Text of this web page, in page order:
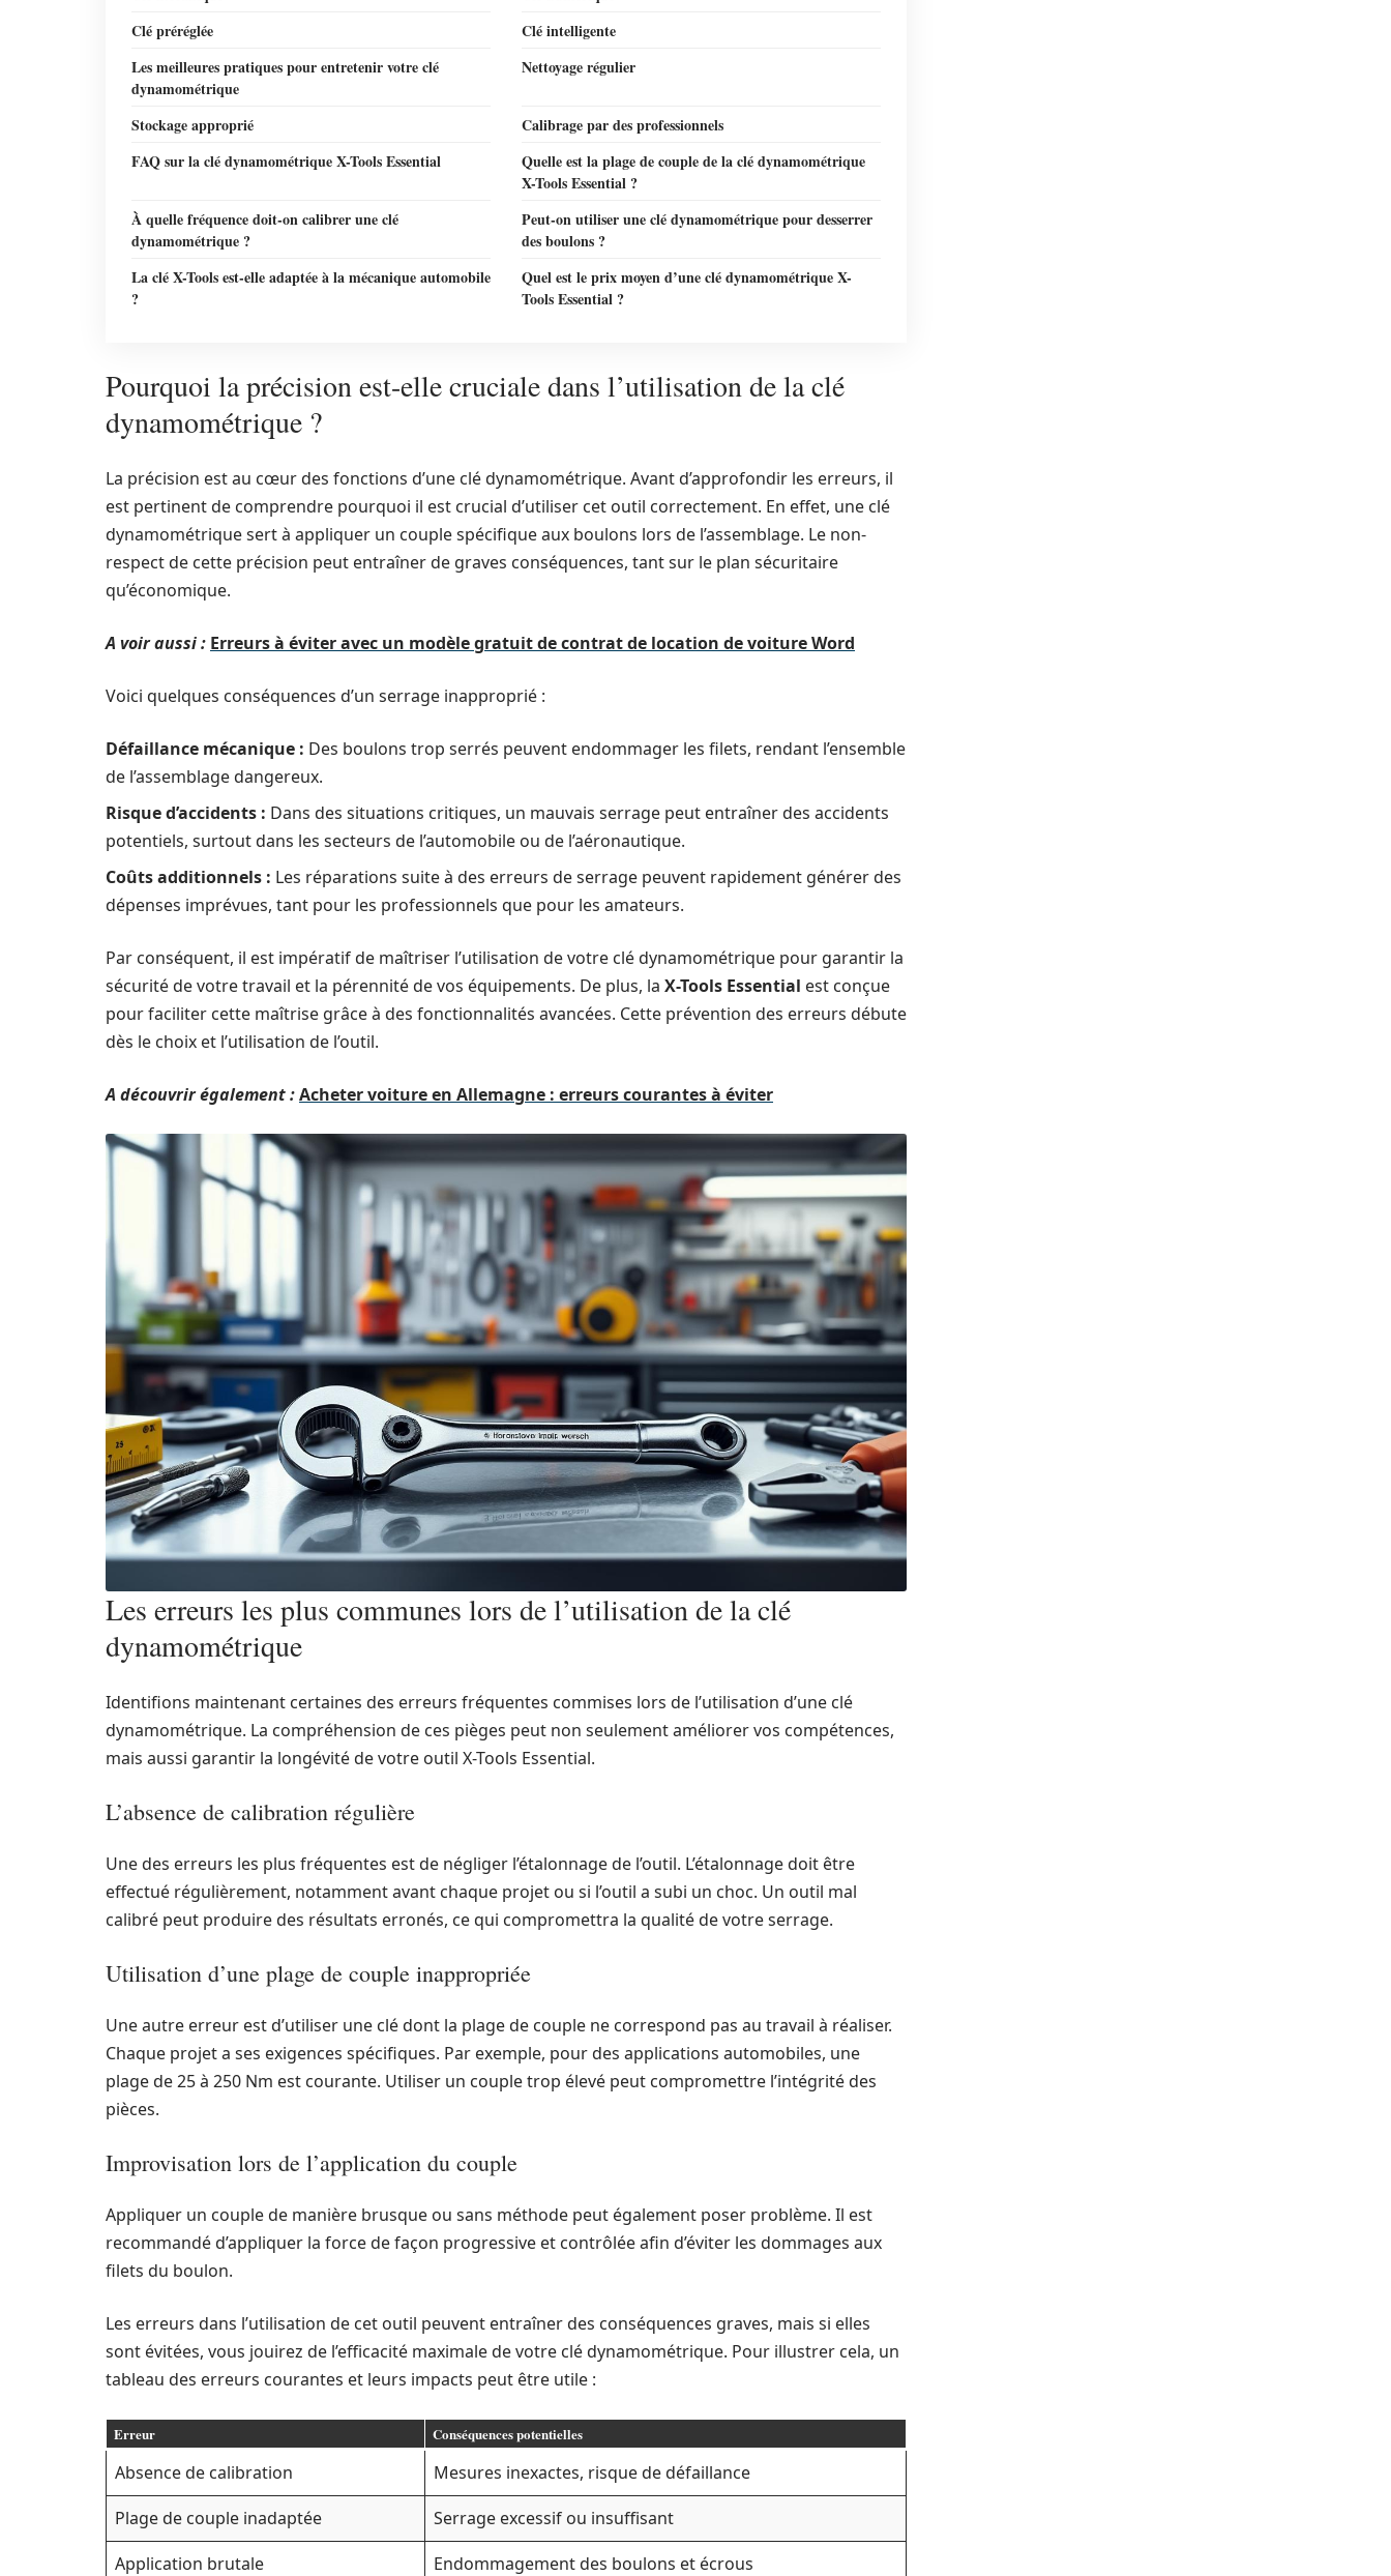
Clé préréglée
Clé intelligente
Les meilleures pratiques pour entretenir votre clé
dynamométrique
Nettoyage régulier
Stockage approprié
Calibrage par des professionnels
FAQ sur la clé dynamométrique X-Tools Essential
Quelle est la plage de couple de la clé dynamométrique
X-Tools Essential ?
À quelle fréquence doit-on calibrer une clé
dynamométrique ?
Peut-on utiliser une clé dynamométrique pour desserrer
des boulons ?
La clé X-Tools est-elle adaptée à la mécanique automobile
?
Quel est le prix moyen d’une clé dynamométrique X-
Tools Essential ?
Pourquoi la précision est-elle cruciale dans l’utilisation de la clé
dynamométrique ?
La précision est au cœur des fonctions d’une clé dynamométrique. Avant d’approfondir les erreurs, il
est pertinent de comprendre pourquoi il est crucial d’utiliser cet outil correctement. En effet, une clé
dynamométrique sert à appliquer un couple spécifique aux boulons lors de l’assemblage. Le non-
respect de cette précision peut entraîner de graves conséquences, tant sur le plan sécuritaire
qu’économique.
A voir aussi : Erreurs à éviter avec un modèle gratuit de contrat de location de voiture Word
Voici quelques conséquences d’un serrage inapproprié :
Défaillance mécanique : Des boulons trop serrés peuvent endommager les filets, rendant l’ensemble
de l’assemblage dangereux.
Risque d’accidents : Dans des situations critiques, un mauvais serrage peut entraîner des accidents
potentiels, surtout dans les secteurs de l’automobile ou de l’aéronautique.
Coûts additionnels : Les réparations suite à des erreurs de serrage peuvent rapidement générer des
dépenses imprévues, tant pour les professionnels que pour les amateurs.
Par conséquent, il est impératif de maîtriser l’utilisation de votre clé dynamométrique pour garantir la
sécurité de votre travail et la pérennité de vos équipements. De plus, la X-Tools Essential est conçue
pour faciliter cette maîtrise grâce à des fonctionnalités avancées. Cette prévention des erreurs débute
dès le choix et l’utilisation de l’outil.
A découvrir également :Acheter voiture en Allemagne : erreurs courantes à éviter
Les erreurs les plus communes lors de l’utilisation de la clé
dynamométrique
Identifions maintenant certaines des erreurs fréquentes commises lors de l’utilisation d’une clé
dynamométrique. La compréhension de ces pièges peut non seulement améliorer vos compétences,
mais aussi garantir la longévité de votre outil X-Tools Essential.
L’absence de calibration régulière
Une des erreurs les plus fréquentes est de négliger l’étalonnage de l’outil. L’étalonnage doit être
effectué régulièrement, notamment avant chaque projet ou si l’outil a subi un choc. Un outil mal
calibré peut produire des résultats erronés, ce qui compromettra la qualité de votre serrage.
Utilisation d’une plage de couple inappropriée
Une autre erreur est d’utiliser une clé dont la plage de couple ne correspond pas au travail à réaliser.
Chaque projet a ses exigences spécifiques. Par exemple, pour des applications automobiles, une
plage de 25 à 250 Nm est courante. Utiliser un couple trop élevé peut compromettre l’intégrité des
pièces.
Improvisation lors de l’application du couple
Appliquer un couple de manière brusque ou sans méthode peut également poser problème. Il est
recommandé d’appliquer la force de façon progressive et contrôlée afin d’éviter les dommages aux
filets du boulon.
Les erreurs dans l’utilisation de cet outil peuvent entraîner des conséquences graves, mais si elles
sont évitées, vous jouirez de l’efficacité maximale de votre clé dynamométrique. Pour illustrer cela, un
tableau des erreurs courantes et leurs impacts peut être utile :
Erreur Conséquences potentielles
Absence de calibration
Mesures inexactes, risque de défaillance
Plage de couple inadaptée
Serrage excessif ou insuffisant
Application brutale
Endommagement des boulons et écrous